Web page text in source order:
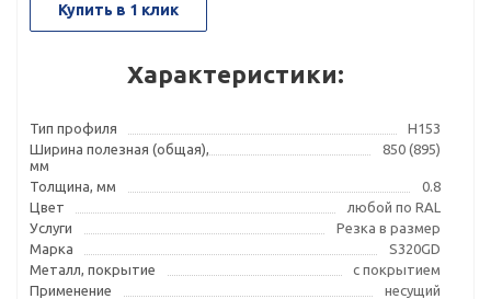
Купить в 1 клик
Характеристики:
Тип профиля
Н153
Ширина полезная (общая),
мм
850 (895)
Толщина, мм
0.8
Цвет
любой по RAL
Услуги
Резка в размер
Марка
S320GD
Металл, покрытие
с покрытием
Применение
несущий